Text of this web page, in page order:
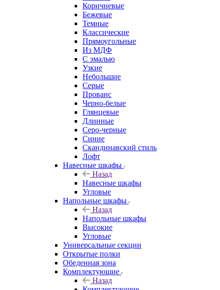
Коричневые
Бежевые
Темные
Классические
Прямоугольные
Из МДФ
С эмалью
Узкие
Небольшие
Серые
Прованс
Черно-белые
Глянцевые
Длинные
Серо-черные
Синие
Скандинавский стиль
Лофт
Навесные шкафы
Назад
Навесные шкафы
Угловые
Напольные шкафы
Назад
Напольные шкафы
Высокие
Угловые
Универсальные секции
Открытые полки
Обеденная зона
Комплектующие
Назад